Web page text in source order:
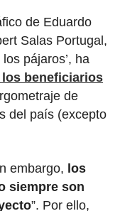
de Eduardo
Salas Portugal,
pájaros’, ha
beneficiarios
de
del país (excepto
embargo, los
siempre son
”. Por ello,